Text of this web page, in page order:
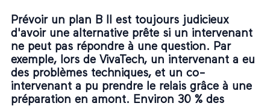
Prévoir un plan B Il est toujours judicieux
d'avoir une alternative prête si un intervenant
ne peut pas répondre à une question. Par
exemple, lors de VivaTech, un intervenant a eu
des problèmes techniques, et un co-
intervenant a pu prendre le relais grâce à une
préparation en amont. Environ 30 % des